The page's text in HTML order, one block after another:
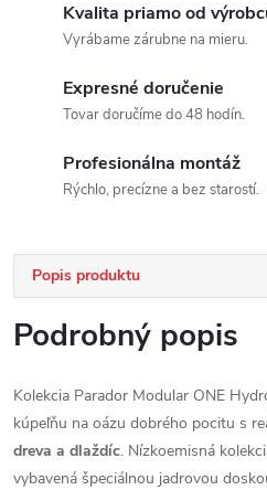
Kvalita priamo od
Vyrábame zárubne na mieru.
Expresné doručenie
Tovar doručíme do 48 hodín.
Profesionálna montáž
Rýchlo, precízne a bez starostí.
Popis produktu
Podrobný popis
Kolekcia Parador Modular ONE
kúpeľňu na oázu dobrého pocitu s
dreva a dlaždíc. Nízkoemisná
vybavená špeciálnou jadrovou